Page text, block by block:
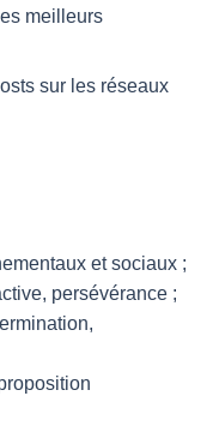
meilleurs
sur les réseaux
et sociaux ;
persévérance ;